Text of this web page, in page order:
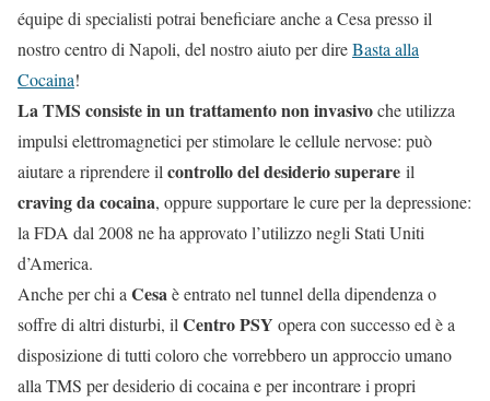
équipe di specialisti potrai beneficiare anche a Cesa presso il
nostro centro di Napoli, del nostro aiuto per direBasta alla
Cocaina!
La TMS consiste in un trattamento non invasivoche utilizza
impulsi elettromagnetici per stimolare le cellule nervose: può
aiutare a riprendere il controllo del desiderio superare il
craving da cocaina, oppure supportare le cure per la depressione:
la FDA dal 2008 ne ha approvato l’utilizzo negli Stati Uniti
d’America.
Anche per chi a Cesaè entrato nel tunnel della dipendenza o
soffre di altri disturbi, il Centro PSY opera con successo ed è a
disposizione di tutti coloro che vorrebbero un approccio umano
alla TMS per desiderio di cocaina e per incontrare i propri